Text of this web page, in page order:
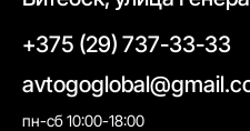
+375 (29) 737-33-33
пн-сб 10:00-18:00